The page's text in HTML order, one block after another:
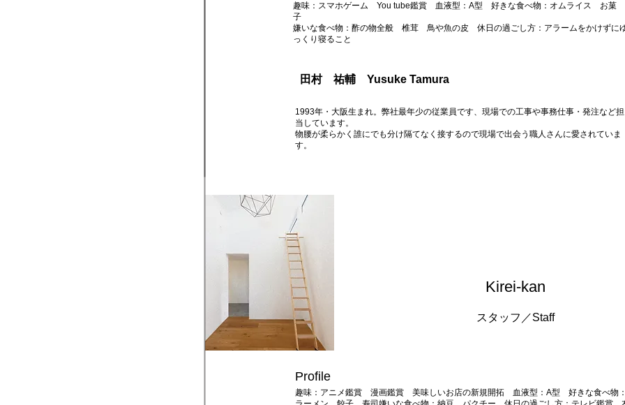
趣味：スマホゲーム You tube鑑賞 血液型：A型​ 好きな食べ物：オムライス お菓
子
嫌いな食べ物：酢の物全般 椎茸 鳥や魚の皮​ 休日の過ごし方​：アラームをかけずに
っくり寝ること
​田村 祐輔 Yusuke Tamura
1993年・大阪生まれ。弊社最年少の従業員です、現場での工事や事務仕事・発注など担
当しています。
物腰が柔らかく 誰にでも分け隔てなく接するので現場で出会う職人さんに愛されていま
す。
​Kirei-kan
​スタッフ／Staff
Profile
趣味：アニメ鑑賞 漫画鑑賞 美味しいお店の新規開拓 血液型：A型​ 好きな食べ物